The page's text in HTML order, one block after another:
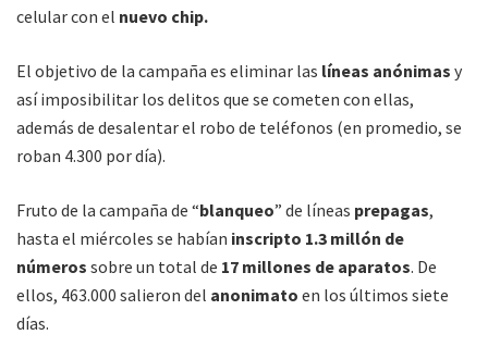
celular con el nuevo chip.
El objetivo de la campaña es eliminar las líneas anónimas y
así imposibilitar los delitos que se cometen con ellas,
además de desalentar el robo de teléfonos (en promedio, se
roban 4.300 por día).
Fruto de la campaña de “blanqueo” de líneas prepagas,
hasta el miércoles se habían inscripto 1.3 millón de
números sobre un total de 17 millones de aparatos. De
ellos, 463.000 salieron del anonimato en los últimos siete
días.